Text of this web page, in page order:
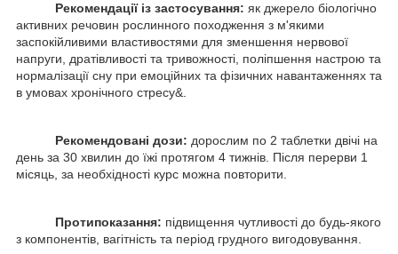
Рекомендації із застосування: як джерело біологічно
активних речовин рослинного походження з м'якими
заспокійливими властивостями для зменшення нервової
напруги, дратівливості та тривожності, поліпшення настрою та
нормалізації сну при емоційних та фізичних навантаженнях та
в умовах хронічного стресу&.
Рекомендовані дози: дорослим по 2 таблетки двічі на
день за 30 хвилин до їжі протягом 4 тижнів. Після перерви 1
місяць, за необхідності курс можна повторити.
Протипоказання: підвищення чутливості до будь-якого
з компонентів, вагітність та період грудного вигодовування.